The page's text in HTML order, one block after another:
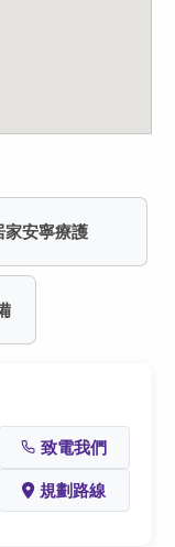
家安寧療護
致電我們
規劃路線